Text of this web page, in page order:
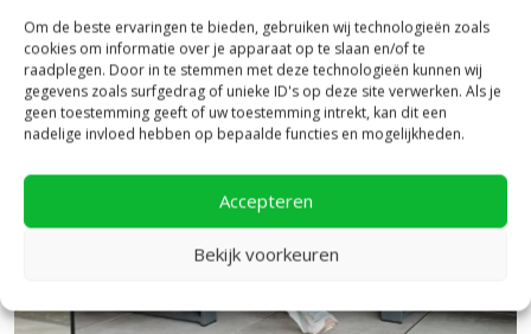
Om de beste ervaringen te bieden, gebruiken wij technologieën zoals
cookies om informatie over je apparaat op te slaan en/of te
raadplegen. Door in te stemmen met deze technologieën kunnen wij
gegevens zoals surfgedrag of unieke ID's op deze site verwerken. Als je
geen toestemming geeft of uw toestemming intrekt, kan dit een
nadelige invloed hebben op bepaalde functies en mogelijkheden.
Accepteren
Bekijk voorkeuren